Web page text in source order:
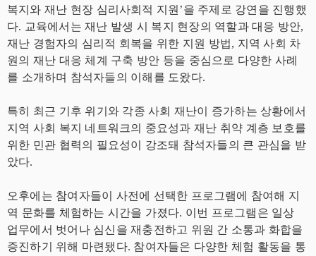
복지와 재난 현장 심리사회적 지원’을 주제로 강연을 진행했
다. 교육에서는 재난 발생 시 복지 현장의 역할과 대응 방안,
재난 경험자의 심리적 회복을 위한 지원 방법, 지역 사회 차
원의 재난 대응 체계 구축 방안 등을 중심으로 다양한 사례
를 소개하며 참석자들의 이해를 도왔다.
특히 최근 기후 위기와 각종 사회 재난이 증가하는 상황에서
지역 사회 복지 네트워크의 중요성과 재난 취약 계층 보호를
위한 민관 협력의 필요성이 강조돼 참석자들의 큰 관심을 받
았다.
오후에는 참여자들이 사전에 선택한 프로그램에 참여해 지
역 문화를 체험하는 시간을 가졌다. 이번 프로그램은 일상
업무에서 벗어나 심신을 재충전하고 위원 간 소통과 화합을
증진하기 위해 마련됐다. 참여자들은 다양한 체험 활동을 통